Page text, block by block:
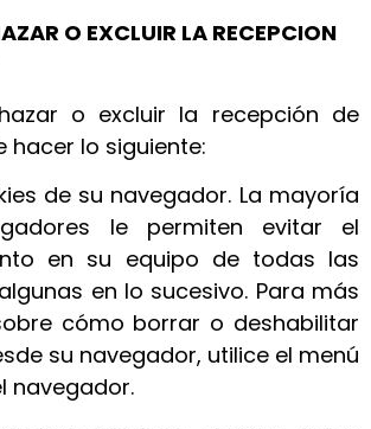
O EXCLUIR LA RECEPCION
o excluir la recepción de
hacer lo siguiente:
de su navegador. La mayoría
le permiten evitar el
en su equipo de todas las
en lo sucesivo. Para más
cómo borrar o deshabilitar
su navegador, utilice el menú
navegador.